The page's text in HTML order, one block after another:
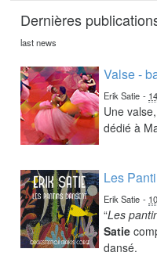
Dernières
last news
Valse -
Erik Satie -
Une
dédié à
Les
Erik Satie -
“Les
Satie
dansé.